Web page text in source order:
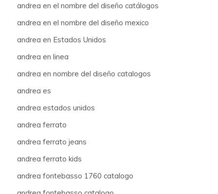
andrea en el nombre del diseño catálogos
andrea en el nombre del diseño mexico
andrea en Estados Unidos
andrea en linea
andrea en nombre del diseño catalogos
andrea es
andrea estados unidos
andrea ferrato
andrea ferrato jeans
andrea ferrato kids
andrea fontebasso 1760 catalogo